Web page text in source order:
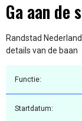
Ga aan de
Randstad
details van de baan
Functie:
Startdatum: